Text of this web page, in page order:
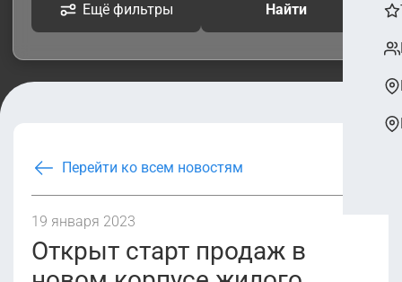
Ещё фильтры Найти
Перейти ко всем новостям
19 января 2023
Открыт старт продаж в